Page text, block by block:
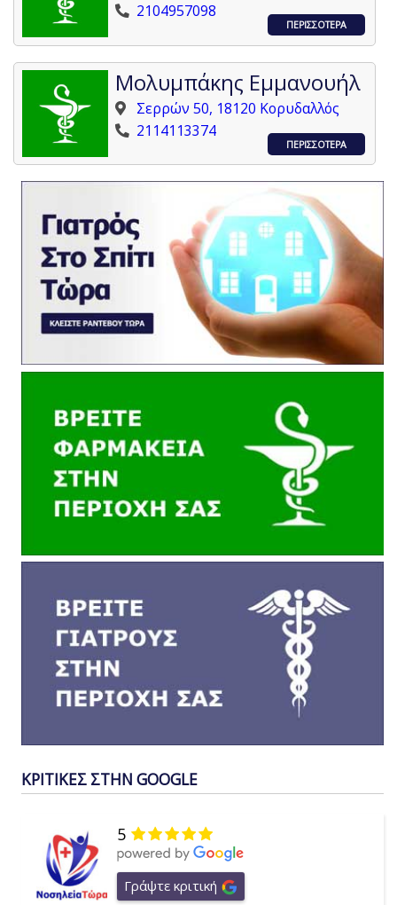
2104957098
ΠΕΡΙΣΣΟΤΕΡΑ
Μολυμπάκης Εμμανουήλ
Σερρών 50, 18120 Κορυδαλλός
2114113374
ΠΕΡΙΣΣΟΤΕΡΑ
ΚΡΙΤΙΚΕΣ ΣΤΗΝ GOOGLE
5
Γράψτε κριτική